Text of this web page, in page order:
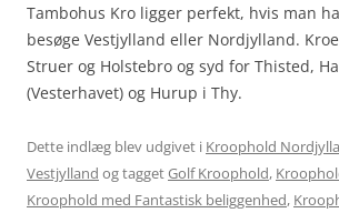
Tambohus Kro ligger perfekt, hvis man
besøge Vestjylland eller Nordjylland.
Struer og Holstebro og syd for Thisted,
(Vesterhavet) og Hurup i Thy.
Dette indlæg blev udgivet i Kroophold
Vestjylland og taggetGolf Kroophold,
Kroophold med Fantastisk beliggenhed,